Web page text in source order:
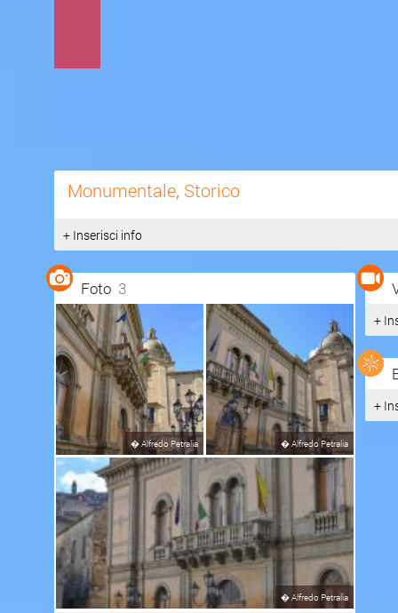
Monumentale, Storico
+ Inserisci info
Foto 3
�Alfredo Petralia �Alfredo Petralia
�Alfredo Petralia
+
+